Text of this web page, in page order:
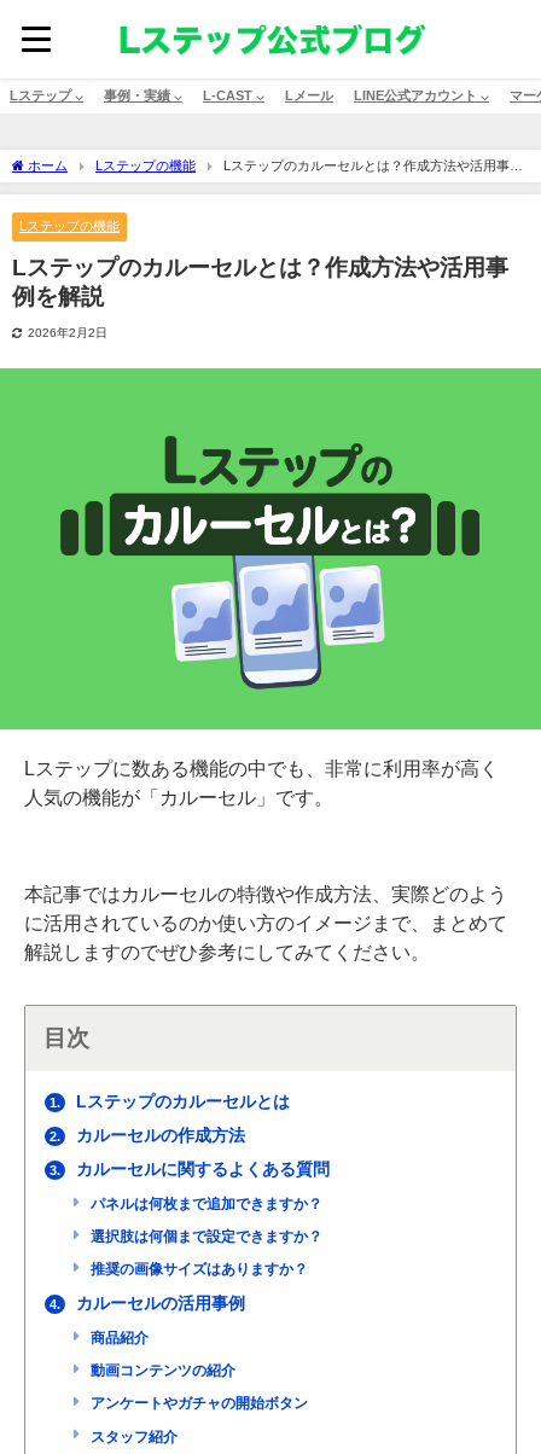
Lステップ ⌵ 事例・実績 ⌵ L-CAST ⌵ Lメール LINE公式アカウント ⌵ マー
ホーム Lステップの機能
Lステップのカルーセルとは？作成方法や活用事例
を解説
Lステップの機能
Lステップのカルーセルとは？作成方法や活用事
例を解説
2026年2月2日
Lステップに数ある機能の中でも、非常に利用率が高く
人気の機能が「カルーセル」です。
本記事ではカルーセルの特徴や作成方法、実際どのよう
に活用されているのか使い方のイメージまで、まとめて
解説しますのでぜひ参考にしてみてください。
目次
1. Lステップのカルーセルとは
2. カルーセルの作成方法
3. カルーセルに関するよくある質問
パネルは何枚まで追加できますか？
選択肢は何個まで設定できますか？
推奨の画像サイズはありますか？
4. カルーセルの活用事例
商品紹介
動画コンテンツの紹介
アンケートやガチャの開始ボタン
スタッフ紹介